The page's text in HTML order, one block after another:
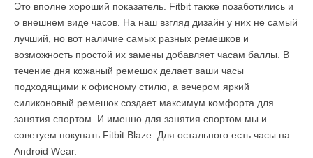
Это вполне хороший показатель. Fitbit также позаботились и
о внешнем виде часов. На наш взгляд дизайн у них не самый
лучший, но вот наличие самых разных ремешков и
возможность простой их замены добавляет часам баллы. В
течение дня кожаный ремешок делает ваши часы
подходящими к офисному стилю, а вечером яркий
силиконовый ремешок создает максимум комфорта для
занятия спортом. И именно для занятия спортом мы и
советуем покупать Fitbit Blaze. Для остального есть часы на
Android Wear.